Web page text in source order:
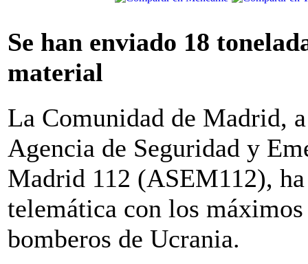
Se han enviado 18
material
La Comunidad de Madrid,
Agencia de Seguridad y
Madrid 112 (ASEM112),
telemática con los
bomberos de Ucrania.